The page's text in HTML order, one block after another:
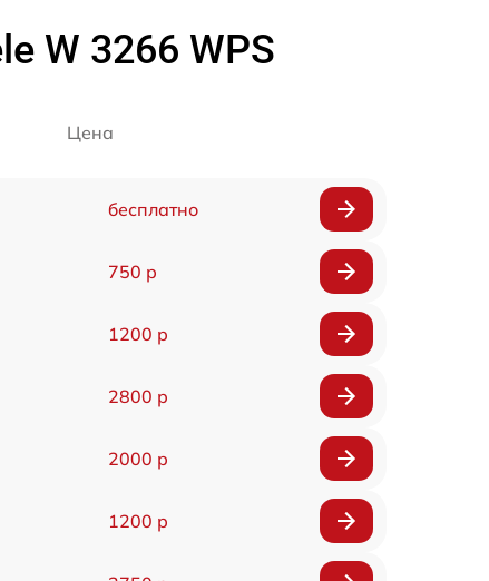
W 3266 WPS
Цена
бесплатно
750 р
1200 р
2800 р
2000 р
1200 р